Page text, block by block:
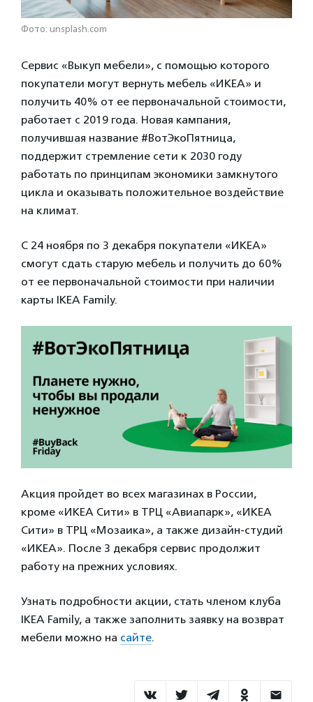
Фото: unsplash.com
Сервис «Выкуп мебели», с помощью которого
покупатели могут вернуть мебель «ИКЕА» и
получить 40% от ее первоначальной стоимости,
работает с 2019 года. Новая кампания,
получившая название #ВотЭкоПятница,
поддержит стремление сети к 2030 году
работать по принципам экономики замкнутого
цикла и оказывать положительное воздействие
на климат.
С 24 ноября по 3 декабря покупатели «ИКЕА»
смогут сдать старую мебель и получить до 60%
от ее первоначальной стоимости при наличии
карты IKEA Family.
Акция пройдет во всех магазинах в России,
кроме «ИКЕА Сити» в ТРЦ «Авиапарк», «ИКЕА
Сити» в ТРЦ «Мозаика», а также дизайн-студий
«ИКЕА». После 3 декабря сервис продолжит
работу на прежних условиях.
Узнать подробности акции, стать членом клуба
IKEA Family, а также заполнить заявку на возврат
мебели можно на сайте.